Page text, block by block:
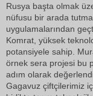
Rusya başta olmak
nüfusu bir arada
uygulamalarından
Komrat, yüksek
potansiyele sahip.
örnek sera projesi bu
adım olarak
Gagavuz çiftçilerimiz